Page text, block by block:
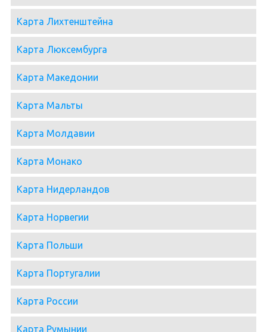
Карта Лихтенштейна
Карта Люксембурга
Карта Македонии
Карта Мальты
Карта Молдавии
Карта Монако
Карта Нидерландов
Карта Норвегии
Карта Польши
Карта Португалии
Карта России
Карта Румынии